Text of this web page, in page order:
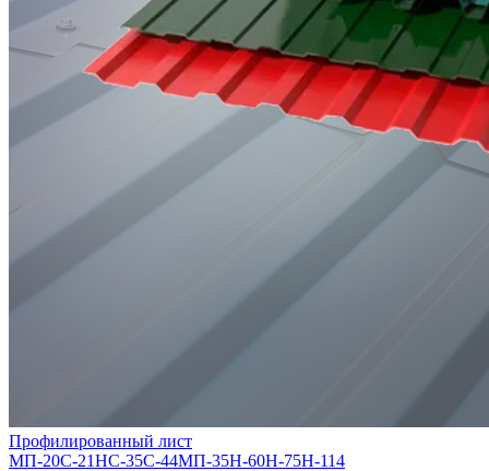
Профилированный лист
МП-20С-21НС-35С-44МП-35Н-60Н-75Н-114